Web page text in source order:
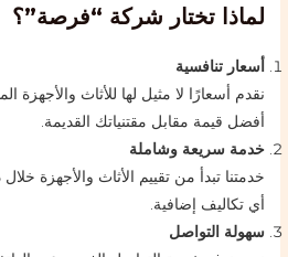
لماذا تختار شركة “فرصة”؟
أسعار تنافسية
نقدم أسعارًا لا مثيل لها للأثاث والأجهزة
أفضل قيمة مقابل مقتنياتك القديمة.
خدمة سريعة وشاملة
خدمتنا تبدأ من تقييم الأثاث والأجهزة
أي تكاليف إضافية.
سهولة التواصل